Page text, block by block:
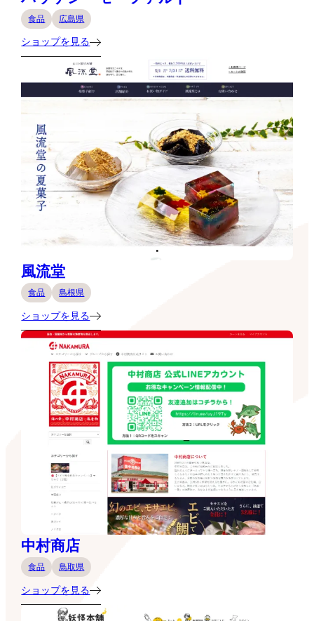
食品 広島県
ショップを見る
風流堂
食品 島根県
ショップを見る
中村商店
食品 鳥取県
ショップを見る